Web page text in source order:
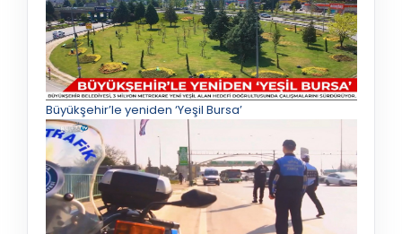
Büyükşehir’le yeniden ‘Yeşil Bursa’